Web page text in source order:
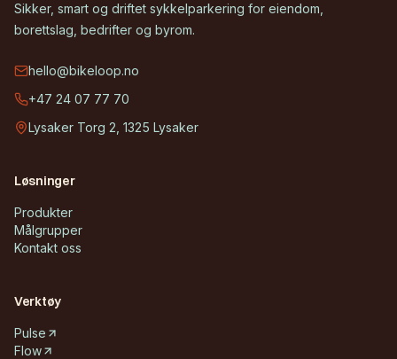
Sikker, smart og driftet sykkelparkering for eiendom,
borettslag, bedrifter og byrom.
hello@bikeloop.no
+47 24 07 77 70
Lysaker Torg 2, 1325 Lysaker
Løsninger
Produkter
Målgrupper
Kontakt oss
Verktøy
Pulse
Flow